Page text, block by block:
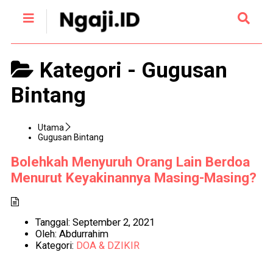
Kategori - Gugusan
Bintang
Utama
Gugusan Bintang
Bolehkah Menyuruh Orang Lain Berdoa
Menurut Keyakinannya Masing-Masing?
Tanggal: September 2, 2021
Oleh: Abdurrahim
Kategori: DOA & DZIKIR